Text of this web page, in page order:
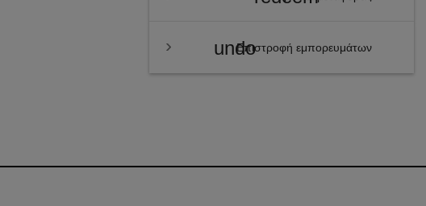
undo
Επιστροφή εμπορευμάτων